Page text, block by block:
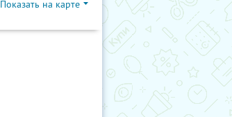
Показать на карте